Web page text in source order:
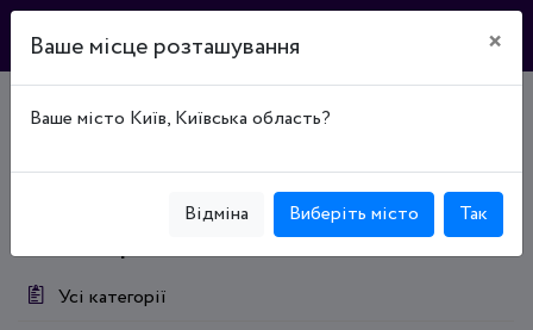
Каталог підприємств
Кафе и рестораны
Кафе
Усі категорії
Ваше місце розташування ×
Ваше місто Київ, Київська область?
Відміна Виберіть місто Так